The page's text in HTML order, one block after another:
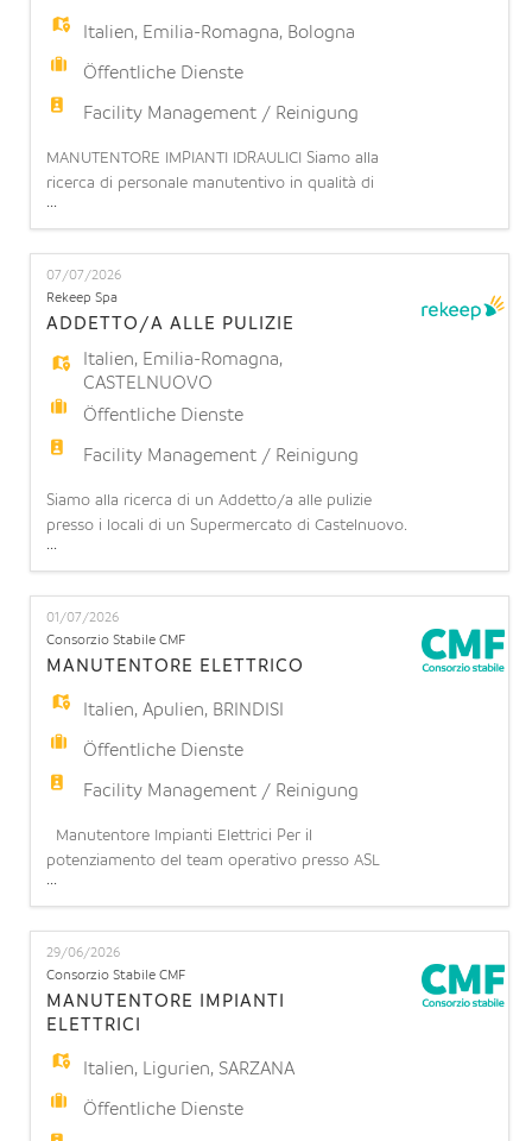
Italien, Emilia-Romagna, Bologna
Öffentliche Dienste
Facility Management / Reinigung
MANUTENTORE IMPIANTI IDRAULICI Siamo alla
ricerca di personale manutentivo in qualità di
installatore/manutentore impianti
idrotermosanitari presso presso Ospedale
Sant'Orsola. L'impiantista idraulico di cantiere è
una figura tecnica specializzata nell'installazione,
collaudo e manutenzione di sistemi idrici, termici e
di climatizzazione complessi
...
07/07/2026
Rekeep Spa
ADDETTO/A ALLE PULIZIE
Italien, Emilia-Romagna,
CASTELNUOVO
Öffentliche Dienste
Facility Management / Reinigung
Siamo alla ricerca di un Addetto/a alle pulizie
presso i locali di un Supermercato di Castelnuovo.
COSA OFFRIAMO: Contratto part-time: 7/8 ore
settimanali (part time orizzontale 17.5%/20%) su 6
giorni lavorativi a settimana (turnazione da lunedì
a domenica). Possibilità di stabilità: l'opportunità di
...
01/07/2026
Consorzio Stabile CMF
MANUTENTORE ELETTRICO
Italien,Apulien, BRINDISI
Öffentliche Dienste
Facility Management / Reinigung
Manutentore Impianti Elettrici Per il
potenziamento del team operativo presso ASL
Brindisi, siamo alla ricerca di un Manutentore di
Impianti Elettrici. Responsabilità principali La
risorsa si occuperà di: - Garantire il corretto
funzionamento degli impianti elettrici e delle
manutenzione o
...
29/06/2026
Consorzio Stabile CMF
MANUTENTORE IMPIANTI
ELETTRICI
Italien, Ligurien, SARZANA
Öffentliche Dienste